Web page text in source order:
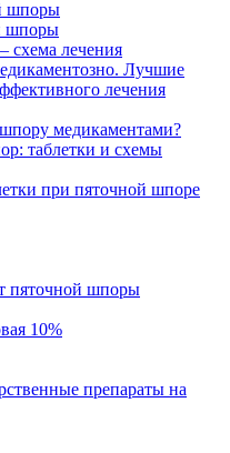
шпоры
шпоры
схема лечения
Лучшие
лечения
медикаментами?
таблетки и схемы
при пяточной шпоре
пяточной шпоры
10%
препараты на